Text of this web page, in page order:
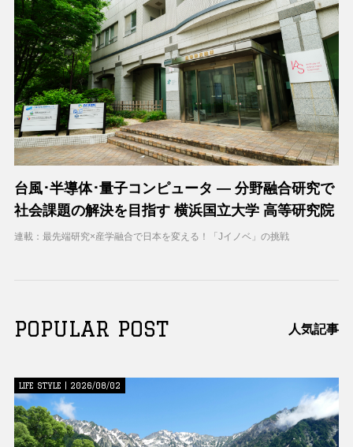
台風･半導体･量子コンピュータ ― 分野融合研究で
社会課題の解決を目指す 横浜国立大学 高等研究院
連載：最先端研究×産学融合で日本を変える！「Jイノベ」の挑戦
POPULAR POST 人気記事
LIFE STYLE | 2026/08/02